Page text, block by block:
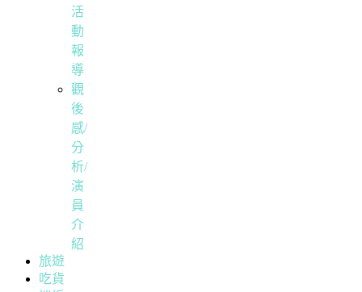
活
動
報
導
觀
後
感/
分
析/
演
員
介
紹
旅遊
吃貨